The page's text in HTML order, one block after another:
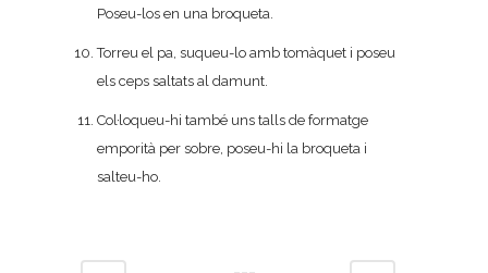
Poseu-los en una broqueta.
Torreu el pa, suqueu-lo amb tomàquet i poseu
els ceps saltats al damunt.
Col·loqueu-hi també uns talls de formatge
emporità per sobre, poseu-hi la broqueta i
salteu-ho.